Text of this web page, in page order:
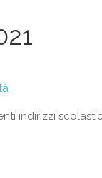
indirizzi scolastici: